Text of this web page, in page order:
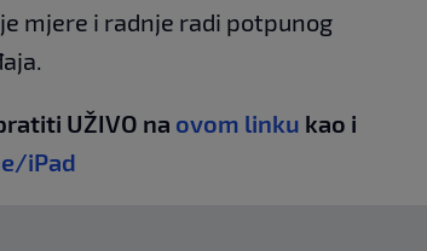
mjere i radnje radi potpunog
UŽIVO na ovom linku kao i
iPad